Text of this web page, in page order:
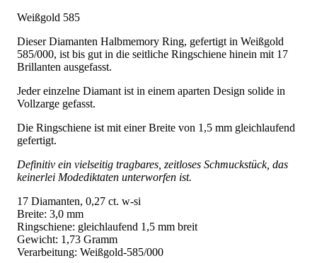
Weißgold 585
Dieser Diamanten Halbmemory Ring, gefertigt in Weißgold
585/000, ist bis gut in die seitliche Ringschiene hinein mit 17
Brillanten ausgefasst.
Jeder einzelne Diamant ist in einem aparten Design solide in
Vollzarge gefasst.
Die Ringschiene ist mit einer Breite von 1,5 mm gleichlaufend
gefertigt.
Definitiv ein vielseitig tragbares, zeitloses Schmuckstück, das
keinerlei Modediktaten unterworfen ist.
17 Diamanten, 0,27 ct. w-si
Breite: 3,0 mm
Ringschiene: gleichlaufend 1,5 mm breit
Gewicht: 1,73 Gramm
Verarbeitung: Weißgold-585/000